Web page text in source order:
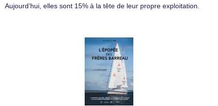
Aujourd’hui, elles sont 15% à la tête de leur propre exploitation.